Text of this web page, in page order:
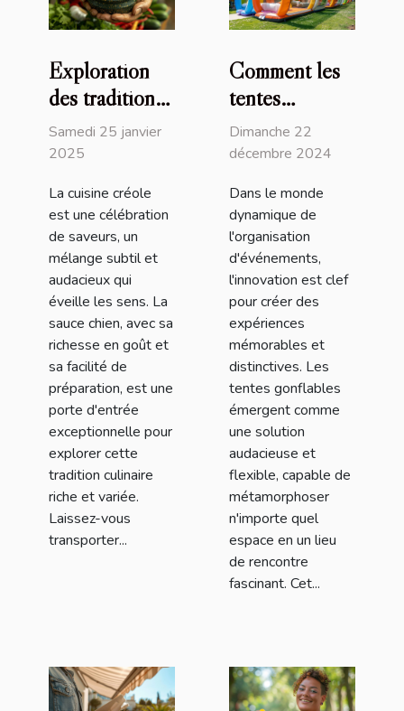
Exploration
des traditions
culinaires
créoles à
sauce chien
Samedi 25 janvier
2025
La cuisine créole
est une célébration
de saveurs, un
mélange subtil et
audacieux qui
éveille les sens. La
sauce chien, avec sa
richesse en goût et
sa facilité de
préparation, est une
porte d'entrée
exceptionnelle pour
explorer cette
tradition culinaire
riche et variée.
Laissez-vous
transporter...
Comment les
tentes
gonflables
peuvent
vos
événements
Dimanche 22
décembre 2024
Dans le monde
dynamique de
l'organisation
d'événements,
l'innovation est clef
pour créer des
expériences
mémorables et
distinctives. Les
tentes gonflables
émergent comme
une solution
audacieuse et
flexible, capable de
métamorphoser
n'importe quel
espace en un lieu
de rencontre
fascinant. Cet...